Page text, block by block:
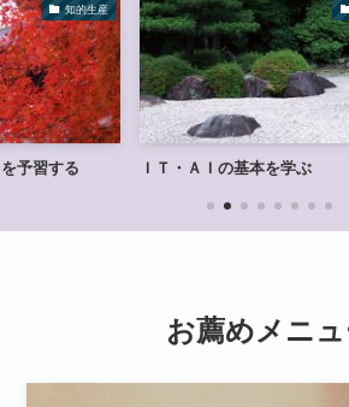
知的生産
予習する ＩＴ・ＡＩの基本を学ぶ